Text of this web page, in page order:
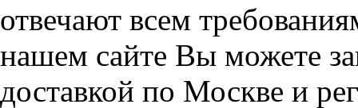
отвечают всем
нашем сайте Вы можете
доставкой по Москве и